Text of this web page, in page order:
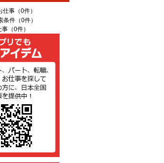
事（0件）
条件（0件）
（0件）